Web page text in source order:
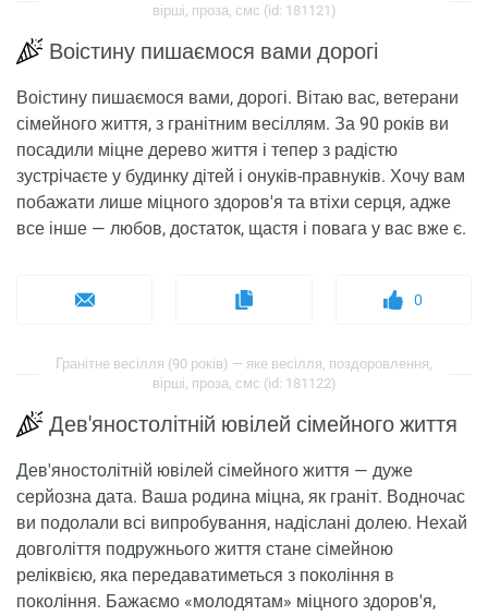
вірші, проза, смс (id: 181121)
Воістину пишаємося вами дорогі
Воістину пишаємося вами, дорогі. Вітаю вас, ветерани
сімейного життя, з гранітним весіллям. За 90 років ви
посадили міцне дерево життя і тепер з радістю
зустрічаєте у будинку дітей і онуків-правнуків. Хочу вам
побажати лише міцного здоров'я та втіхи серця, адже
все інше — любов, достаток, щастя і повага у вас вже є.
0
Гранітне весілля (90 років) — яке весілля, поздоровлення,
вірші, проза, смс (id: 181122)
Дев'яностолітній ювілей сімейного життя
Дев'яностолітній ювілей сімейного життя — дуже
серйозна дата. Ваша родина міцна, як граніт. Водночас
ви подолали всі випробування, надіслані долею. Нехай
довголіття подружнього життя стане сімейною
реліквією, яка передаватиметься з покоління в
покоління. Бажаємо «молодятам» міцного здоров'я,